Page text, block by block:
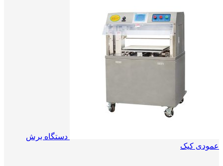
دستگاه برش
عمودی کیک